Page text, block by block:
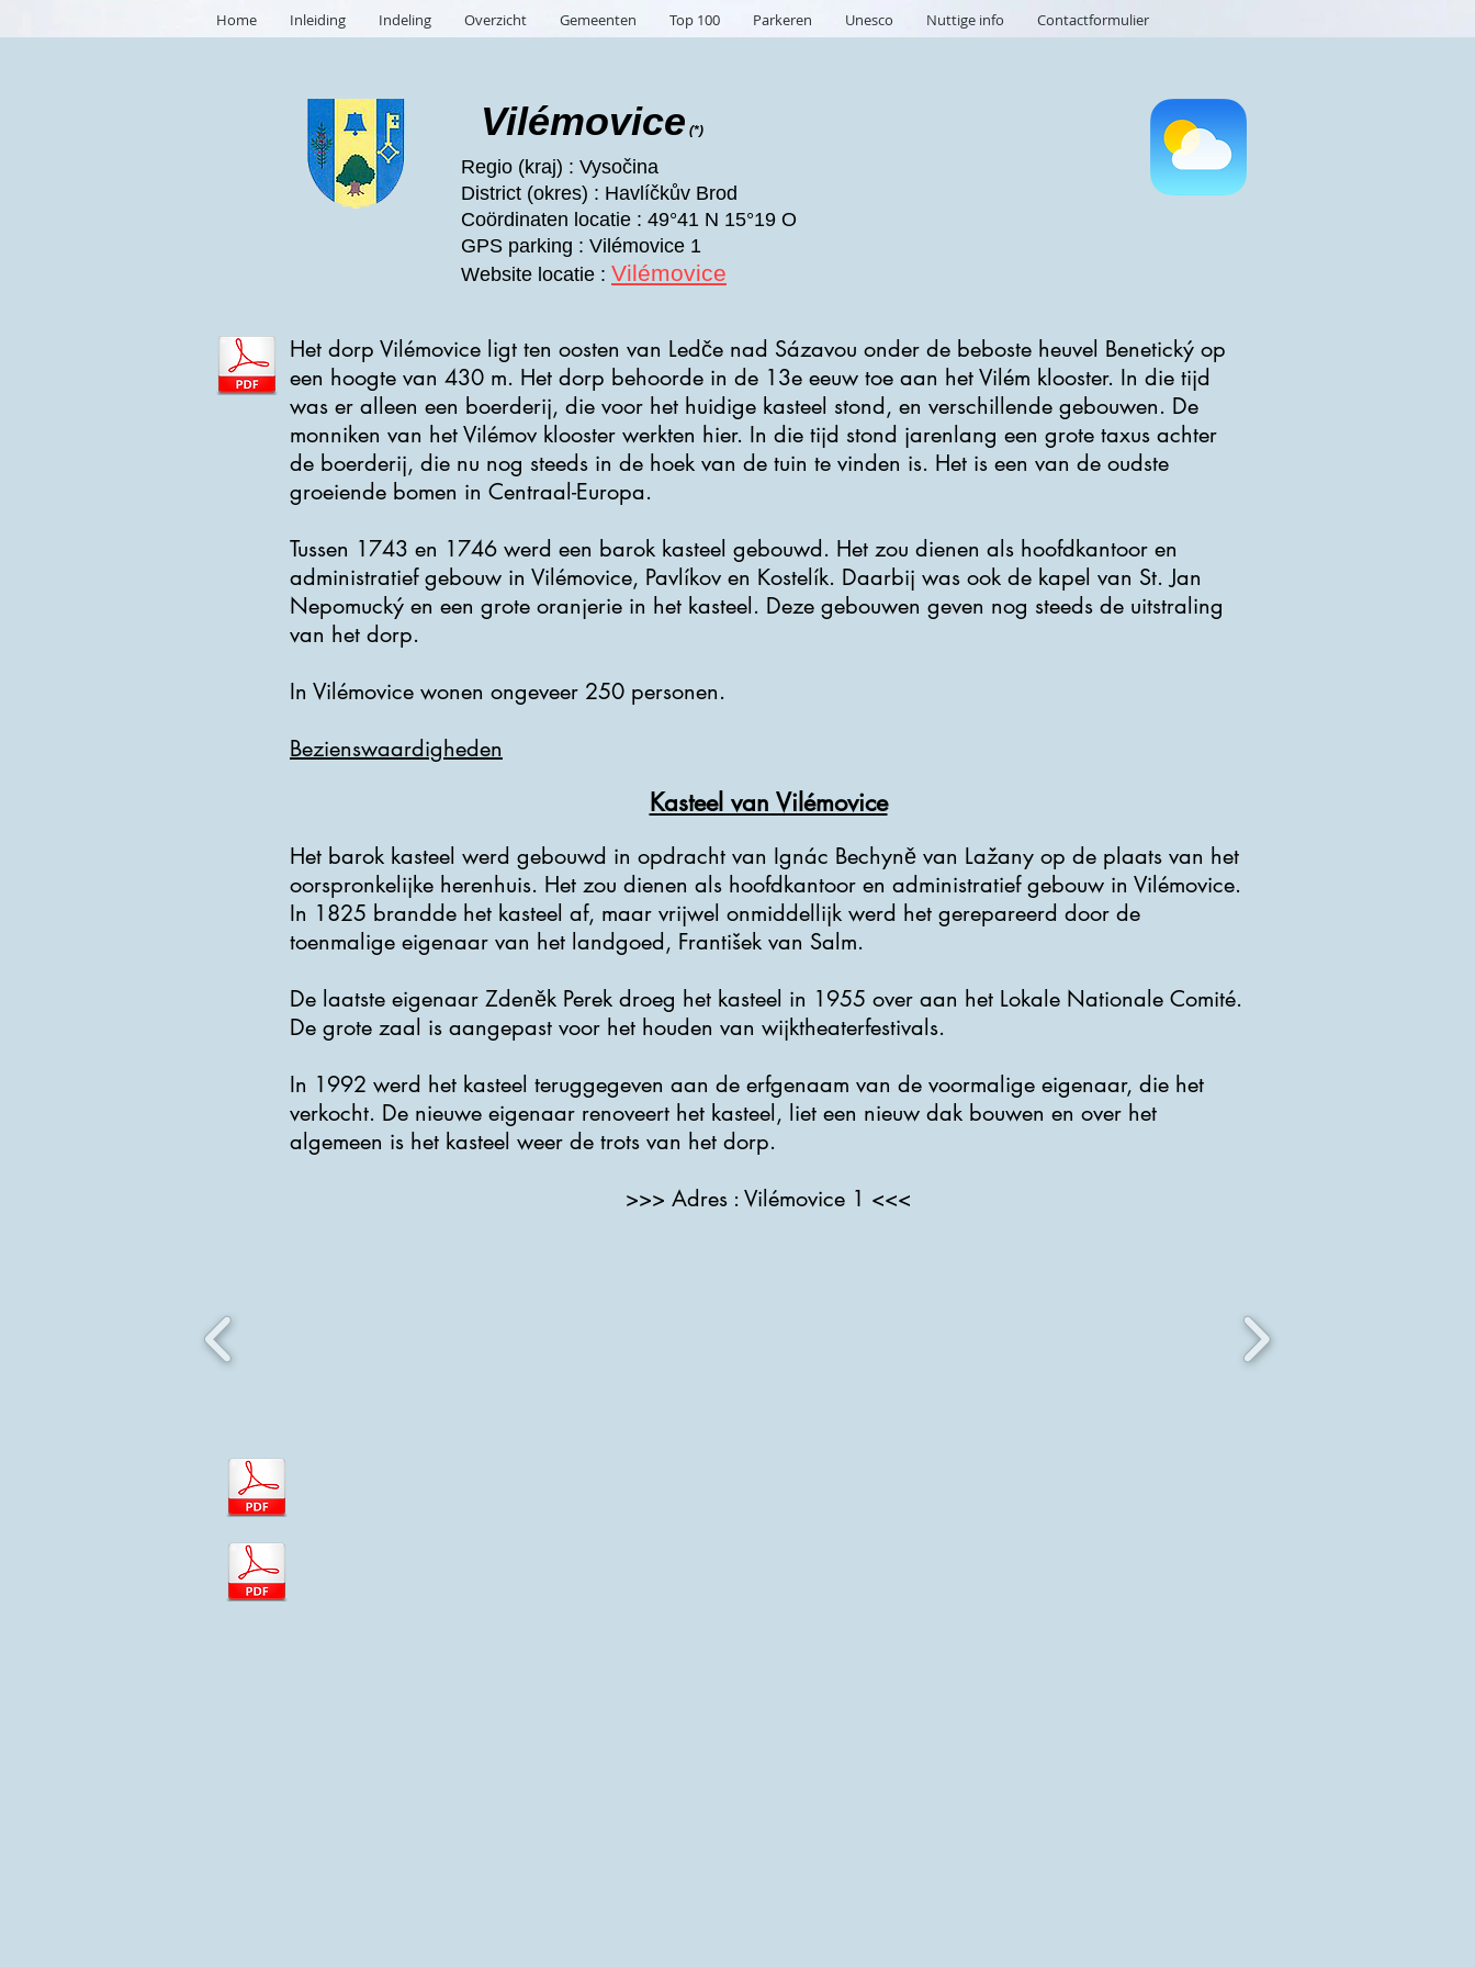
Home Inleiding Indeling Overzicht Gemeenten Top 100 Parkeren Unesco Nuttige info Contactformulier
Vilémovice (*)
Regio (kraj) : Vysočina
District (okres) : Havlíčkův Brod
Coördinaten locatie : 49°41 N 15°19 O
GPS parking : Vilémovice 1
Website locatie : Vilémovice
Het dorp Vilémovice ligt ten oosten van Ledče nad Sázavou onder de beboste heuvel Benetický op
een hoogte van 430 m. Het dorp behoorde in de 13e eeuw toe aan het Vilém klooster. In die tijd
was er alleen een boerderij, die voor het huidige kasteel stond, en verschillende gebouwen. De
monniken van het Vilémov klooster werkten hier. In die tijd stond jarenlang een grote taxus achter
de boerderij, die nu nog steeds in de hoek van de tuin te vinden is. Het is een van de oudste
groeiende bomen in Centraal-Europa.
Tussen 1743 en 1746 werd een barok kasteel gebouwd. Het zou dienen als hoofdkantoor en
administratief gebouw in Vilémovice, Pavlíkov en Kostelík. Daarbij was ook de kapel van St. Jan
Nepomucký en een grote oranjerie in het kasteel. Deze gebouwen geven nog steeds de uitstraling
van het dorp.
In Vilémovice wonen ongeveer 250 personen.
Bezienswaardigheden
Kasteel van Vilémovice
Het barok kasteel werd gebouwd in opdracht van Ignác Bechyně van Lažany op de plaats van het
oorspronkelijke herenhuis. Het zou dienen als hoofdkantoor en administratief gebouw in Vilémovice.
In 1825 brandde het kasteel af, maar vrijwel onmiddellijk werd het gerepareerd door de
toenmalige eigenaar van het landgoed, František van Salm.
De laatste eigenaar Zdeněk Perek droeg het kasteel in 1955 over aan het Lokale Nationale Comité.
De grote zaal is aangepast voor het houden van wijktheaterfestivals.
In 1992 werd het kasteel teruggegeven aan de erfgenaam van de voormalige eigenaar, die het
verkocht. De nieuwe eigenaar renoveert het kasteel, liet een nieuw dak bouwen en over het
algemeen is het kasteel weer de trots van het dorp.
>>> Adres : Vilémovice 1 <<<